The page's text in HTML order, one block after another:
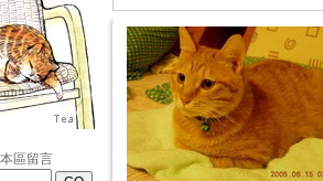
區留言